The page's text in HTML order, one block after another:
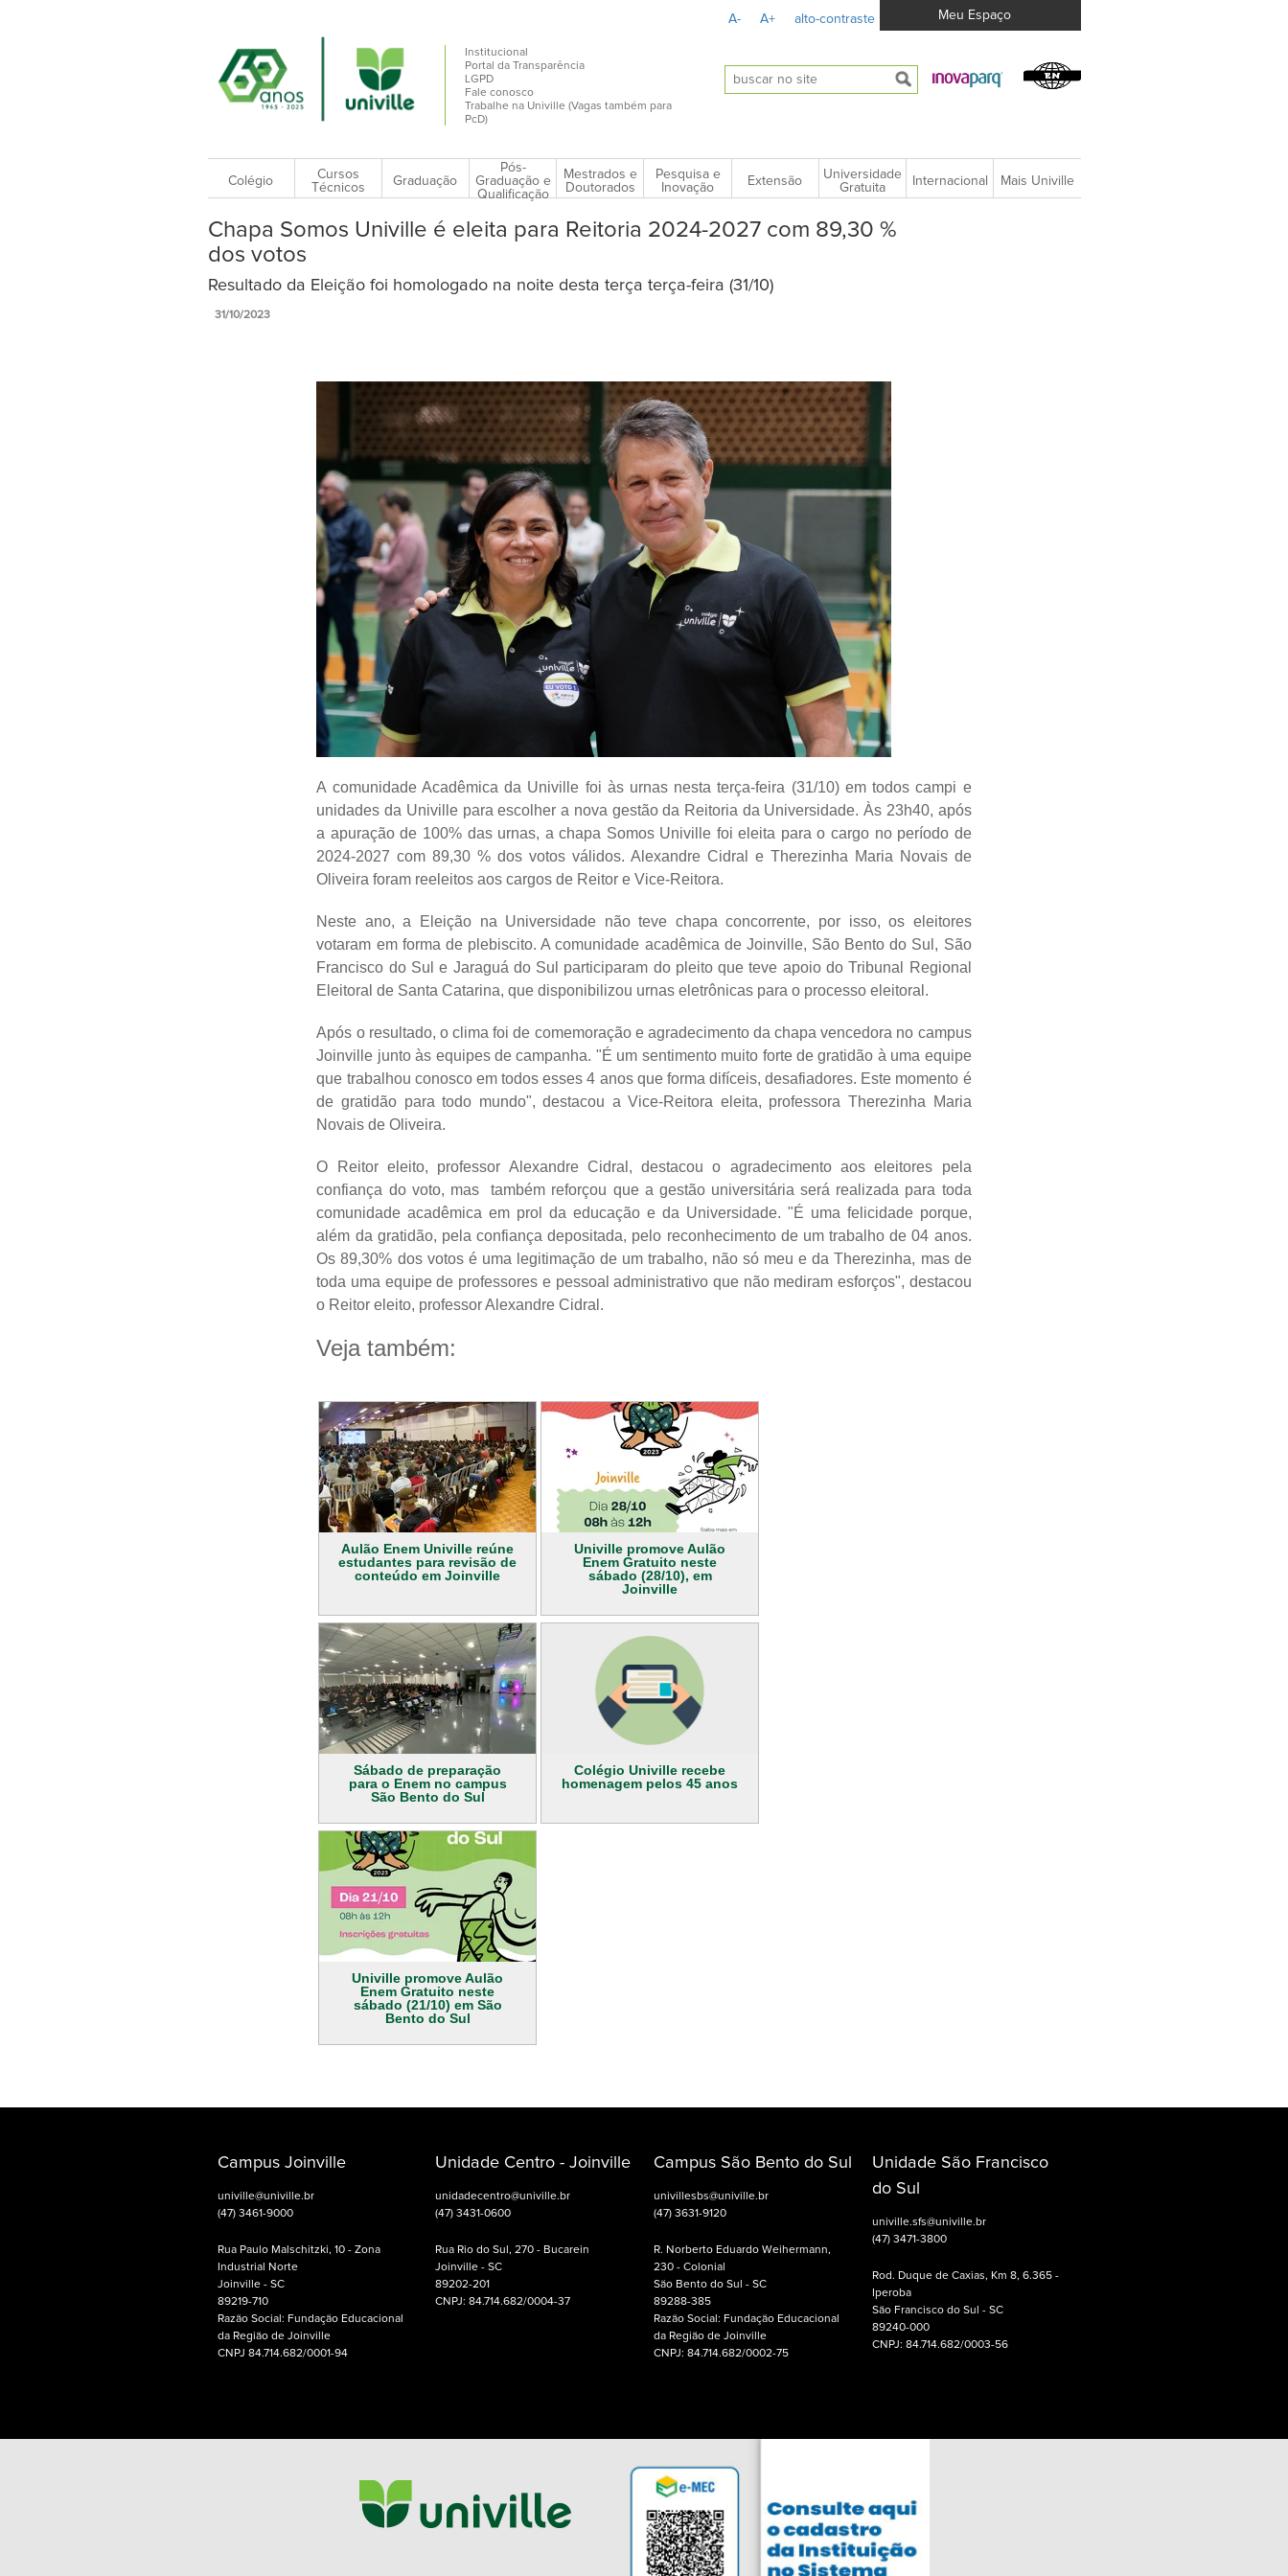
A- A+ alto-contraste Meu Espaço
Institucional
Portal da Transparência
LGPD
Fale conosco
Trabalhe na Univille (Vagas também para
PcD)
Colégio
Cursos
Técnicos
Graduação
Pós-
Graduação e
Qualificação
Mestrados e
Doutorados
Pesquisa e
Inovação
Extensão
Universidade
Gratuita
Internacional Mais Univille
Chapa Somos Univille é eleita para Reitoria 2024-2027 com 89,30 %
dos votos
Resultado da Eleição foi homologado na noite desta terça terça-feira (31/10)
31/10/2023
A comunidade Acadêmica da Univille foi às urnas nesta terça-feira (31/10) em todos campi e
unidades da Univille para escolher a nova gestão da Reitoria da Universidade. Às 23h40, após
a apuração de 100% das urnas, a chapa Somos Univille foi eleita para o cargo no período de
2024-2027 com 89,30 % dos votos válidos. Alexandre Cidral e Therezinha Maria Novais de
Oliveira foram reeleitos aos cargos de Reitor e Vice-Reitora.
Neste ano, a Eleição na Universidade não teve chapa concorrente, por isso, os eleitores
votaram em forma de plebiscito. A comunidade acadêmica de Joinville, São Bento do Sul, São
Francisco do Sul e Jaraguá do Sul participaram do pleito que teve apoio do Tribunal Regional
Eleitoral de Santa Catarina, que disponibilizou urnas eletrônicas para o processo eleitoral.
Após o resultado, o clima foi de comemoração e agradecimento da chapa vencedora no campus
Joinville junto às equipes de campanha. "É um sentimento muito forte de gratidão à uma equipe
que trabalhou conosco em todos esses 4 anos que forma difíceis, desafiadores. Este momento é
de gratidão para todo mundo", destacou a Vice-Reitora eleita, professora Therezinha Maria
Novais de Oliveira.
O Reitor eleito, professor Alexandre Cidral, destacou o agradecimento aos eleitores pela
confiança do voto, mas também reforçou que a gestão universitária será realizada para toda
comunidade acadêmica em prol da educação e da Universidade. "É uma felicidade porque,
além da gratidão, pela confiança depositada, pelo reconhecimento de um trabalho de 04 anos.
Os 89,30% dos votos é uma legitimação de um trabalho, não só meu e da Therezinha, mas de
toda uma equipe de professores e pessoal administrativo que não mediram esforços", destacou
o Reitor eleito, professor Alexandre Cidral.
Veja também:
Aulão Enem Univille reúne
estudantes para revisão de
conteúdo em Joinville
Univille promove Aulão
Enem Gratuito neste
sábado (28/10), em
Joinville
Sábado de preparação
para o Enem no campus
São Bento do Sul
Colégio Univille recebe
homenagem pelos 45 anos
Univille promove Aulão
Enem Gratuito neste
sábado (21/10) em São
Bento do Sul
Campus Joinville
univille@univille.br
(47) 3461-9000
Rua Paulo Malschitzki, 10 - Zona
Industrial Norte
Joinville - SC
89219-710
Razão Social: Fundação Educacional
da Região de Joinville
CNPJ 84.714.682/0001-94
Unidade Centro - Joinville
unidadecentro@univille.br
(47) 3431-0600
Rua Rio do Sul, 270 - Bucarein
Joinville - SC
89202-201
CNPJ: 84.714.682/0004-37
Campus São Bento do Sul
univillesbs@univille.br
(47) 3631-9120
R. Norberto Eduardo Weihermann,
230 - Colonial
São Bento do Sul - SC
89288-385
Razão Social: Fundação Educacional
da Região de Joinville
CNPJ: 84.714.682/0002-75
Unidade São Francisco
do Sul
univille.sfs@univille.br
(47) 3471-3800
Rod. Duque de Caxias, Km 8, 6.365 -
Iperoba
São Francisco do Sul - SC
89240-000
CNPJ: 84.714.682/0003-56